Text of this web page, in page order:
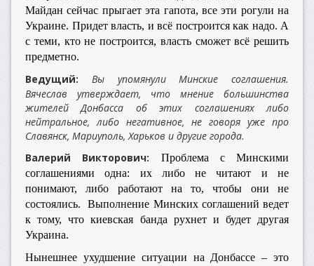
Майдан сейчас прыгает эта гапота, все эти рогули на
Украине. Придет власть, и всё построится как надо. А
с теми, кто не построится, власть сможет всё решить
предметно.
Ведущий:
Вы упомянули Минские соглашения.
Вячеслав утверждает, что мнение большинства
жителей Донбасса об этих соглашениях либо
нейтральное, либо негативное, не говоря уже про
Славянск, Мариуполь, Харьков и другие города.
Валерий Викторович: Проблема с Минскими
соглашениями одна: их либо не читают и не
понимают, либо работают на то, чтобы они не
состоялись. Выполнение Минских соглашений ведет
к тому, что киевская банда рухнет и будет другая
Украина.
Нынешнее ухудшение ситуации на Донбассе – это